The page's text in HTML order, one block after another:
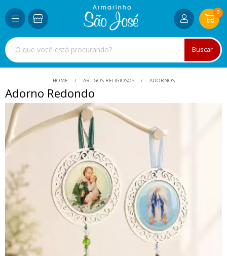
Buscar
0
HOME ARTIGOS RELIGIOSOS ADORNOS
Adorno Redondo